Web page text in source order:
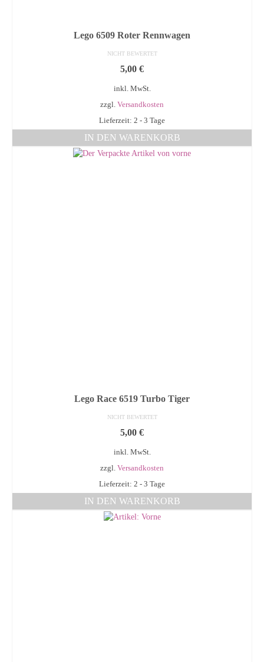
Lego 6509 Roter Rennwagen
NICHT BEWERTET
5,00 €
inkl. MwSt.
zzgl. Versandkosten
Lieferzeit: 2 - 3 Tage
IN DEN WARENKORB
Lego Race 6519 Turbo Tiger
NICHT BEWERTET
5,00 €
inkl. MwSt.
zzgl. Versandkosten
Lieferzeit: 2 - 3 Tage
IN DEN WARENKORB